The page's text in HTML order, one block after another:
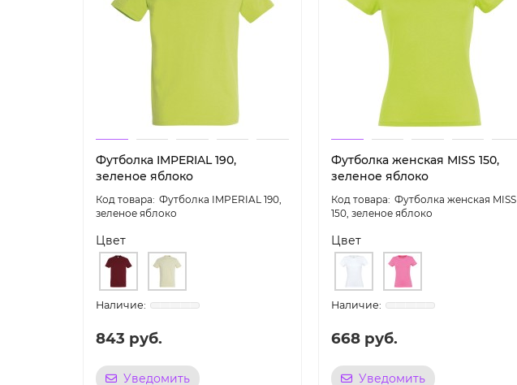
Футболка IMPERIAL 190,
зеленое яблоко
Футболка IMPERIAL 190,
зеленое яблоко
Цвет
843 руб.
Уведомить
Футболка женская MISS 150,
зеленое яблоко
Футболка женская MISS
150, зеленое яблоко
Цвет
668 руб.
Уведомить